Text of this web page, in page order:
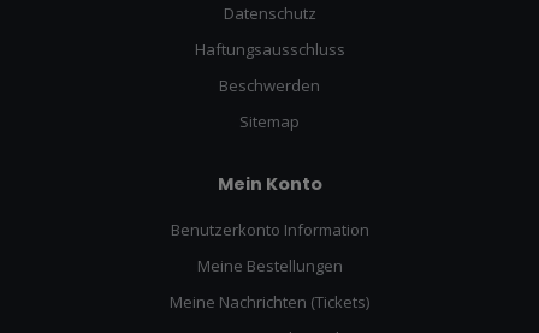
Datenschutz
Haftungsausschluss
Beschwerden
Sitemap
Mein Konto
Benutzerkonto Information
Meine Bestellungen
Meine Nachrichten (Tickets)